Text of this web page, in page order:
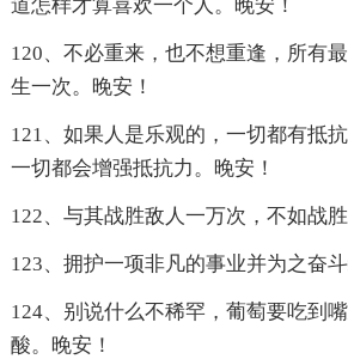
道怎样才算喜欢一个人。晚安！
120、不必重来，也不想重逢，所有
生一次。晚安！
121、如果人是乐观的，一切都有抵
一切都会增强抵抗力。晚安！
122、与其战胜敌人一万次，不如战
123、拥护一项非凡的事业并为之奋
124、别说什么不稀罕，葡萄要吃到
酸。晚安！